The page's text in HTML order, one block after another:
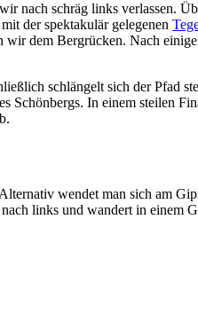
nach schräg links verlassen.
mit der spektakulär gelegenen
dem Bergrücken. Nach
schlängelt sich der Pfad
Schönbergs. In einem steilen
wendet man sich am
links und wandert in einem